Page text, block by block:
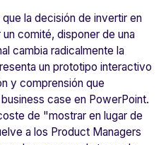
la decisión de invertir en
comité, disponer de una
cambia radicalmente la
un prototipo interactivo
y comprensión que
business case en PowerPoint.
de "mostrar en lugar de
a los Product Managers